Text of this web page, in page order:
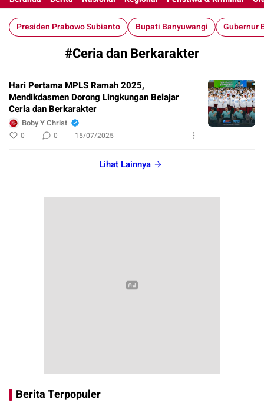
Presiden Prabowo Subianto Bupati Banyuwangi Gubernur
#Ceria dan Berkarakter
Hari Pertama MPLS Ramah 2025,
Mendikdasmen Dorong Lingkungan Belajar
Ceria dan Berkarakter
Boby Y Christ
0 0 15/07/2025
Lihat Lainnya
Berita Terpopuler